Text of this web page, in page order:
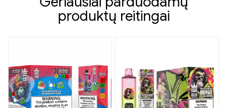
produktų reitingai